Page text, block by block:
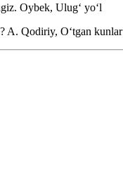
Oybek, Ulugʻ yoʻl
A. Qodiriy, Oʻtgan kunlar